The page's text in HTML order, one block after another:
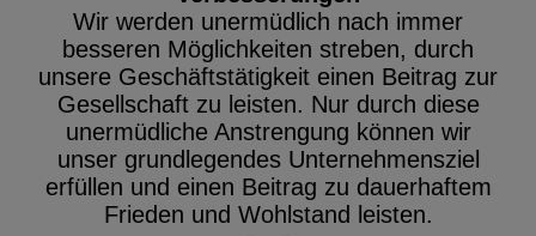
Wir werden unermüdlich nach immer
besseren Möglichkeiten streben, durch
unsere Geschäftstätigkeit einen Beitrag zur
Gesellschaft zu leisten. Nur durch diese
unermüdliche Anstrengung können wir
unser grundlegendes Unternehmensziel
erfüllen und einen Beitrag zu dauerhaftem
Frieden und Wohlstand leisten.